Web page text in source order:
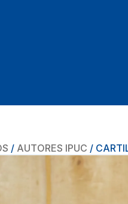
/ AUTORES IPUC /